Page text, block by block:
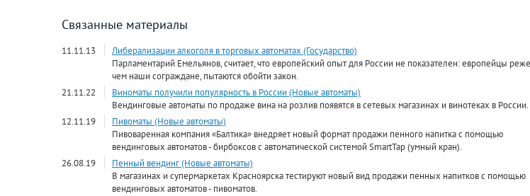
Связанные материалы
11.11.13
Либерализации алкоголя в торговых автоматах (Государство)
Парламентарий Емельянов, считает, что европейский опыт для России не показателен: европейцы
чем наши сограждане, пытаются обойти закон.
21.11.22
Виноматы получили популярность в России (Новые автоматы)
Вендинговые автоматы по продаже вина на розлив появятся в сетевых магазинах и винотеках в России.
12.11.19
Пивоматы (Новые автоматы)
Пивоваренная компания «Балтика» внедряет новый формат продажи пенного напитка с помощью
вендинговых автоматов - бирбоксов c автоматической системой SmartTap (умный кран).
26.08.19
Пенный вендинг (Новые автоматы)
В магазинах и супермаркетах Красноярска тестируют новый вид продажи пенных напитков с помощью
вендинговых автоматов - пивоматов.